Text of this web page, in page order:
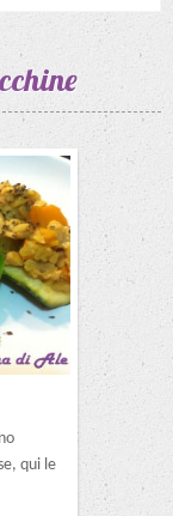
qui le